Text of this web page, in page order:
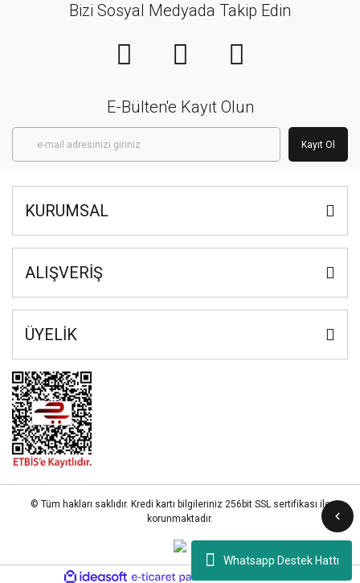
Whatsapp Destek Hattı
Bizi Sosyal Medyada Takip Edin
E-Bülten'e Kayıt Olun
Kayıt Ol
KURUMSAL
ALIŞVERİŞ
ÜYELİK
© Tüm hakları saklıdır. Kredi kartı bilgileriniz 256bit SSL sertifikası ile
korunmaktadır.
ideasoft